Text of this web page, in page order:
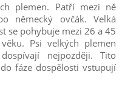
plemen. Patří mezi ně
německý ovčák. Velká
se pohybuje mezi 26 a 45
Psi velkých plemen
nejpozději. Tito
fáze dospělosti vstupují